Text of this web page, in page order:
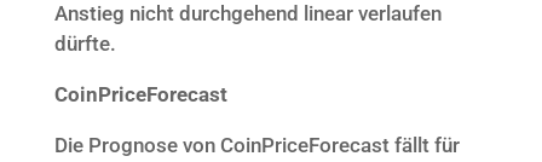
Anstieg nicht durchgehend linear verlaufen
dürfte.
CoinPriceForecast
Die Prognose von CoinPriceForecast fällt für